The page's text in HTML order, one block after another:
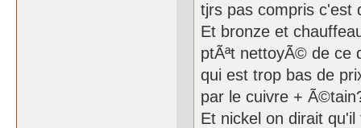
tjrs pas compris c'est
Et bronze et
ptÃªt nettoyÃ© de ce
qui est trop bas de
par le cuivre +
Et nickel on dirait